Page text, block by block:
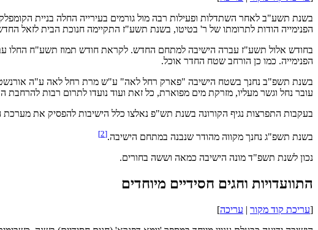
בשנת תשע"ב לאחר השתדלות ופעילות רבה מול גורמים בעירייה החלה בניית
הפנימייה הודות לתרומתו של ר' בטיטו, בשנת תשע"ז התקיימה חנוכת הבית לזאל
בחודש אלול תשע"ז עברה הישיבה למתחם החדש. לקראת חודש תמוז תשע"ח החלו
הפנימייה. כמו כן הורחב שטח החדר אוכל.
בשנת תשפ"ב נחנך בשטח הישיבה "פארק רחל לאה" ע"ש מרת רחל לאה ע"ה
עובר נחל וגשר מעליו, מזרקת מים מפוארת, כל זאת ועוד נועדו לתרום רבות להרחבת
בעקבות התפרצות נגיף הקורונה בשנת תש"פ נאלצו כלל הישיבות להפסיק את
בשנת תשפ"ג נחנך מקווה מהודר שנבנה במתחם הישיבה.[
2
]
נכון לשנת תשפ"ד מונה הישיבה כמאה וששה בחורים.
התוועדויות וחגים חסידיים מיוחדים
[עריכת קוד מקור | עריכה]